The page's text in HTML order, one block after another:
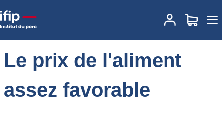
Accueil Le prix de l'aliment assez favorable
Le prix de l'aliment
assez favorable